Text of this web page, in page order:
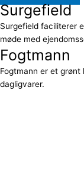
Surgefield
Surgefield faciliterer
møde med
Fogtmann
Fogtmann er et
dagligvarer.